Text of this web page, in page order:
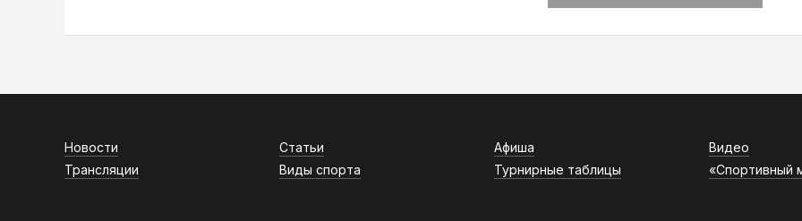
Новости Статьи Афиша Видео
Трансляции
Виды спорта Турнирные таблицы «Спортивный